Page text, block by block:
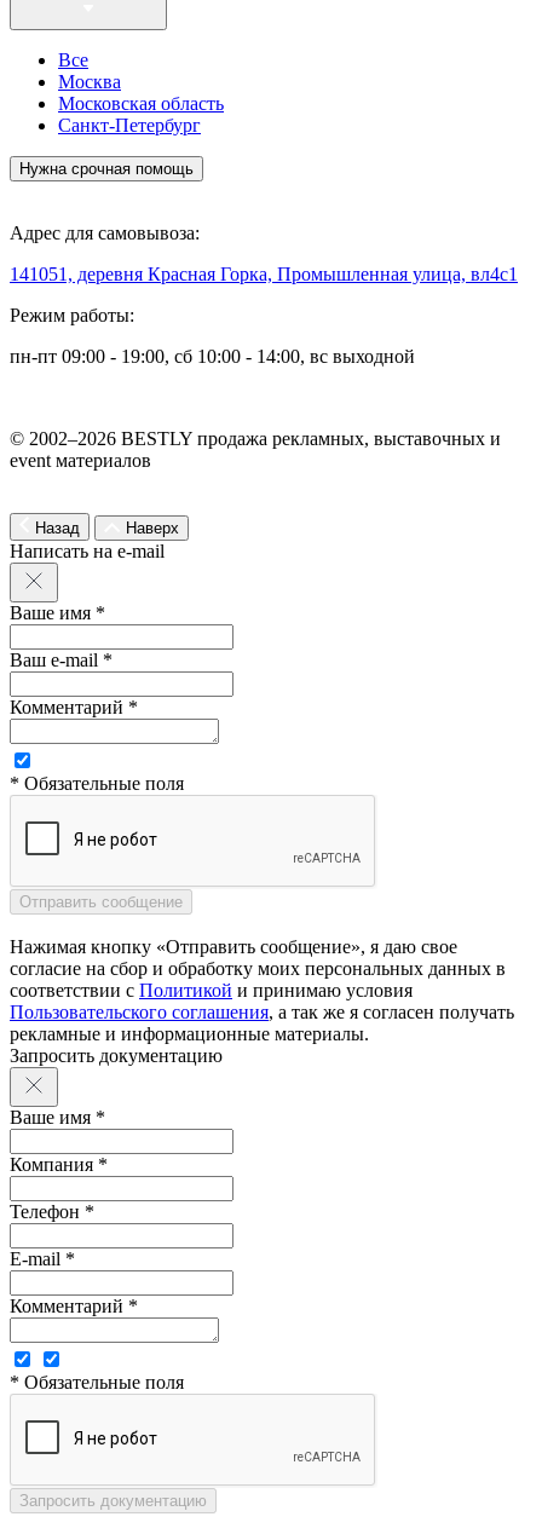
Все
Москва
Московская область
Санкт-Петербург
Нужна срочная помощь
Адрес для самовывоза:
141051, деревня Красная Горка, Промышленная улица, вл4с1
Режим работы:
пн-пт 09:00 - 19:00, сб 10:00 - 14:00, вс выходной
© 2002–2026 BESTLY продажа рекламных, выставочных и
event материалов
Назад Наверх
Написать на e-mail
Ваше имя *
Ваш e-mail *
Комментарий *
* Обязательные поля
Нажимая кнопку «Отправить сообщение», я даю свое
согласие на сбор и обработку моих персональных данных в
соответствии с Политикой и принимаю условия
Пользовательского соглашения, а так же я согласен получать
рекламные и информационные материалы.
Запросить документацию
Ваше имя *
Компания *
Телефон *
E-mail *
Комментарий *
* Обязательные поля